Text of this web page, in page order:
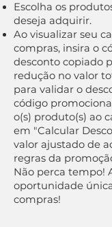
Escolha os
deseja adquirir.
Ao visualizar seu
compras, insira o
desconto copiado
redução no valor
para validar o
código
o(s) produto(s) ao
em "Calcular
valor ajustado de
regras da
Não perca tempo!
oportunidade
compras!